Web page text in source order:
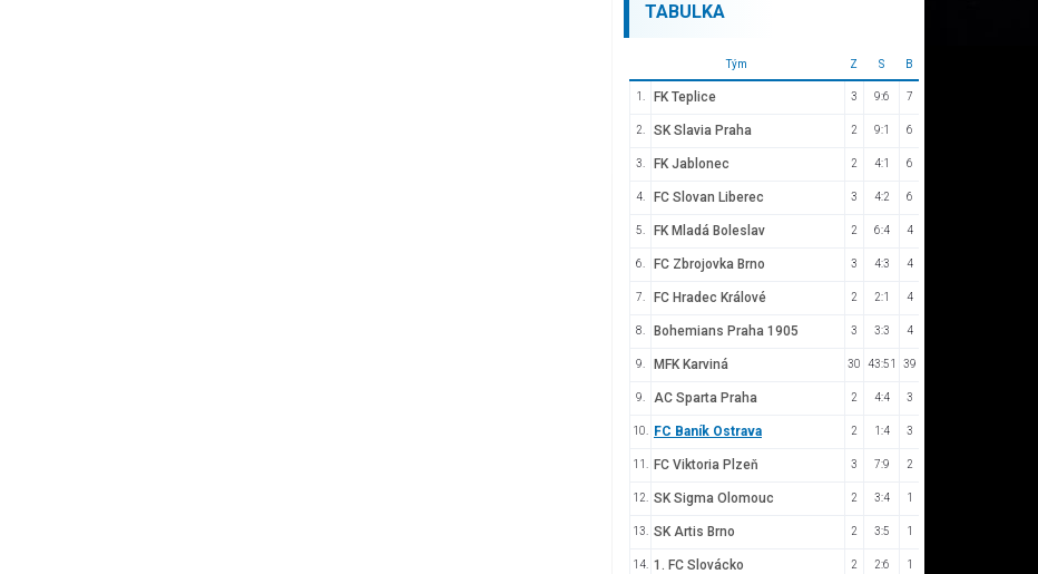
TABULKA
Tým Z S B
1. FK Teplice 3 9:6 7
2. SK Slavia Praha 2 9:1 6
3. FK Jablonec 2 4:1 6
4. FC Slovan Liberec 3 4:2 6
5. FK Mladá Boleslav 2 6:4 4
6. FC Zbrojovka Brno 3 4:3 4
7. FC Hradec Králové 2 2:1 4
8. Bohemians Praha 1905 3 3:3 4
9. MFK Karviná 30 43:51 39
9. AC Sparta Praha 2 4:4 3
10. FC Baník Ostrava 2 1:4 3
11. FC Viktoria Plzeň 3 7:9 2
12. SK Sigma Olomouc 2 3:4 1
13. SK Artis Brno 2 3:5 1
14. 1. FC Slovácko 2 2:6 1